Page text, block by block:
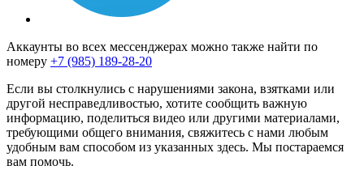
Аккаунты во всех мессенджерах можно также найти по
номеру +7 (985) 189-28-20
Если вы столкнулись с нарушениями закона, взятками или
другой несправедливостью, хотите сообщить важную
информацию, поделиться видео или другими материалами,
требующими общего внимания, свяжитесь с нами любым
удобным вам способом из указанных здесь. Мы постараемся
вам помочь.